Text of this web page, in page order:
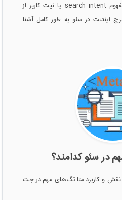
در این مقاله از جت سئو، با مفهوم search intent یا نیت کاربر از
اینتنت در سئو به طور کامل آشنا
در سئو کدامند؟
و کاربرد متا تگ‌های مهم در جت